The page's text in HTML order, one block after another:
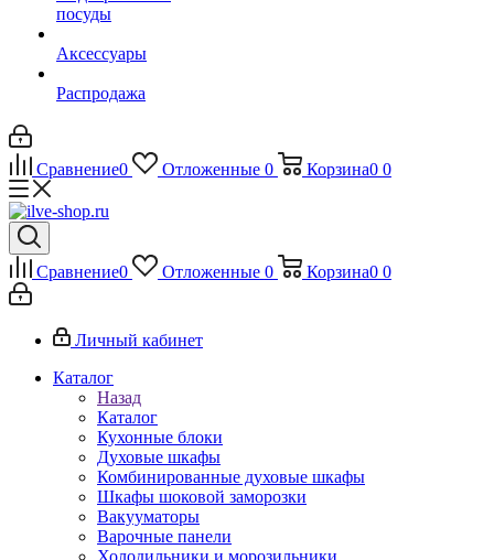
посуды
Аксессуары
Распродажа
Сравнение0 Отложенные 0 Корзина0 0
Сравнение0 Отложенные 0 Корзина0 0
Личный кабинет
Каталог
Назад
Каталог
Кухонные блоки
Духовые шкафы
Комбинированные духовые шкафы
Шкафы шоковой заморозки
Вакууматоры
Варочные панели
Холодильники и морозильники